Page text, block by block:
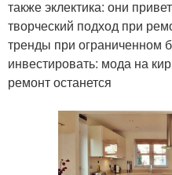
также эклектика: они
творческий подход при
тренды при ограниченном
инвестировать: мода на
ремонт останется